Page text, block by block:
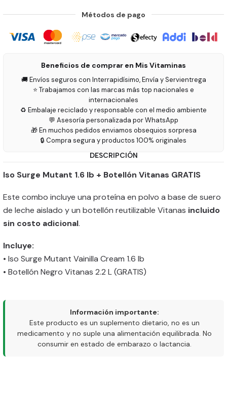
Métodos de pago
Beneficios de comprar en Mis Vitaminas
🚚 Envíos seguros con Interrapidísimo, Envía y Servientrega
⭐ Trabajamos con las marcas más top nacionales e
internacionales
♻️ Embalaje reciclado y responsable con el medio ambiente
💬 Asesoría personalizada por WhatsApp
🎁 En muchos pedidos enviamos obsequios sorpresa
🔒 Compra segura y productos 100% originales
DESCRIPCIÓN
Iso Surge Mutant 1.6 lb + Botellón Vitanas GRATIS
Este combo incluye una proteína en polvo a base de suero
de leche aislado y un botellón reutilizable Vitanas incluido
sin costo adicional.
Incluye:
• Iso Surge Mutant Vainilla Cream 1.6 lb
• Botellón Negro Vitanas 2.2 L (GRATIS)
Información importante:
Este producto es un suplemento dietario, no es un
medicamento y no suple una alimentación equilibrada. No
consumir en estado de embarazo o lactancia.